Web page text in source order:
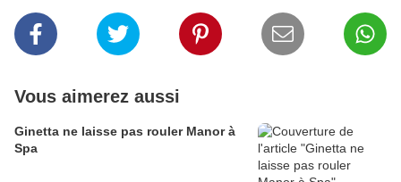
Vous aimerez aussi
Ginetta ne laisse pas rouler Manor à
Spa